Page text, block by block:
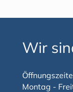
Wir
Montag -